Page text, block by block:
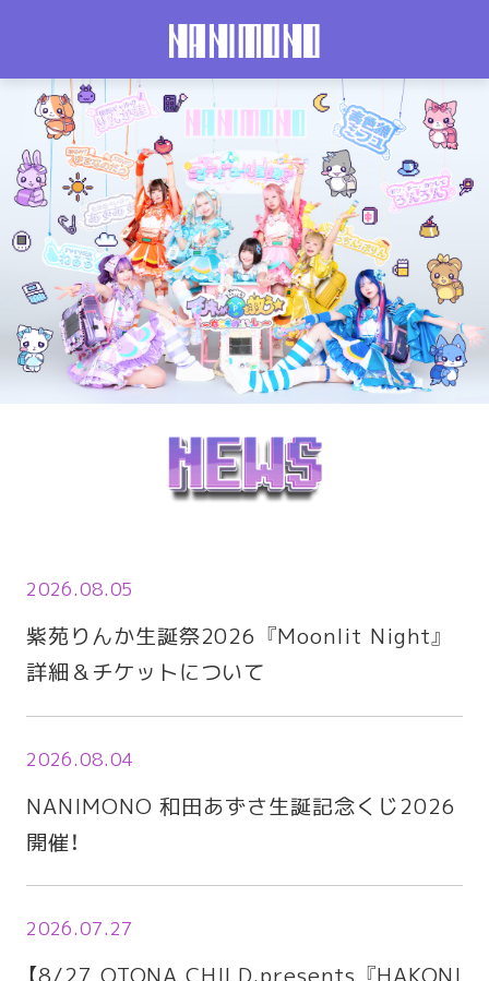
2026.08.05
紫苑りんか生誕祭2026 『Moonlit Night』
詳細＆チケットについて
2026.08.04
NANIMONO 和田あずさ生誕記念くじ2026
開催！
2026.07.27